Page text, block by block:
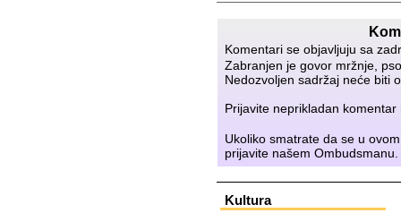
Komentari se objavljuju sa
Zabranjen je govor mržnje,
Nedozvoljen sadržaj neće biti
Prijavite neprikladan
Ukoliko smatrate da se u
prijavite našemOmbudsmanu
Kultura